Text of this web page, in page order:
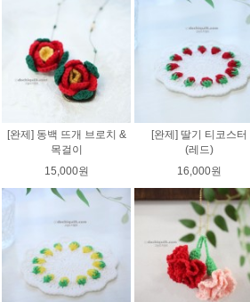
[완제] 동백 뜨개 브로치 &
목걸이
15,000원
[완제] 딸기 티코스터
(레드)
16,000원